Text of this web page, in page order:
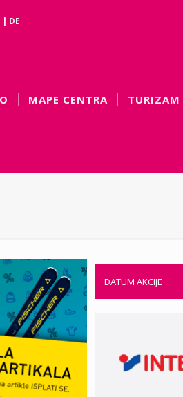
| DE
MAPE CENTRA TURIZAM
DATUM AKCIJE